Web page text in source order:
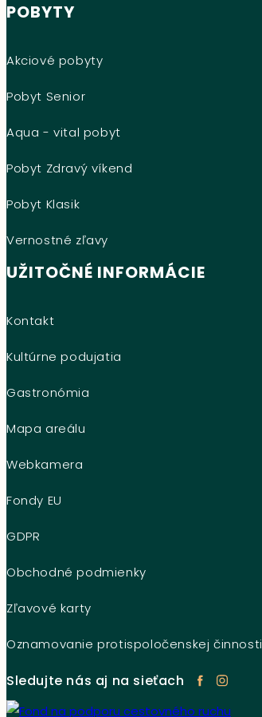
POBYTY
Akciové pobyty
Pobyt Senior
Aqua - vital pobyt
Pobyt Zdravý víkend
Pobyt Klasik
Vernostné zľavy
UŽITOČNÉ INFORMÁCIE
Kontakt
Kultúrne podujatia
Gastronómia
Mapa areálu
Webkamera
Fondy EU
GDPR
Obchodné podmienky
Zľavové karty
Oznamovanie protispoločenskej činnosti
Sledujte nás aj na sieťach